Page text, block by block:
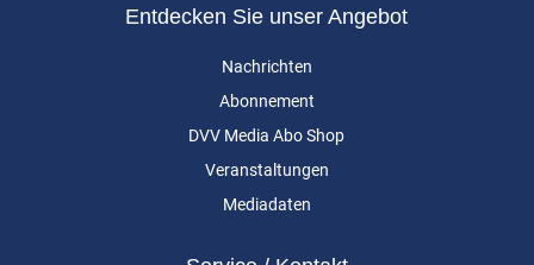
Entdecken Sie unser Angebot
Nachrichten
Abonnement
DVV Media Abo Shop
Veranstaltungen
Mediadaten